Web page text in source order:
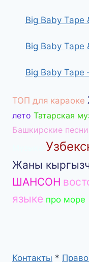
Big Baby Tape
Big Baby
Big Baby
ТОП для караоке
лето Татарская
Башкирские песни
Жаны
ШАНСОН
языке про море
Контакты *